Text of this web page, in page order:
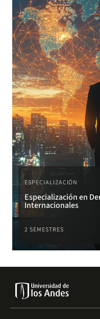
ESPECIALIZACIÓN
Especialización en
Internacionales
2 SEMESTRES